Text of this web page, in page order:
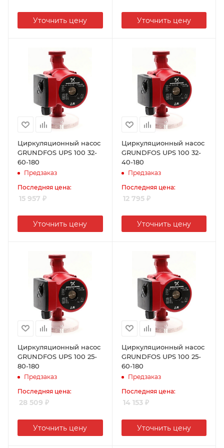
Уточнить цену Уточнить цену
Циркуляционный насос
GRUNDFOS UPS 100 32-
60-180
Предзаказ
Последняя цена:
15 957 ₽
Уточнить цену
Циркуляционный насос
GRUNDFOS UPS 100 32-
40-180
Предзаказ
Последняя цена:
12 795₽
Уточнить цену
Циркуляционный насос
GRUNDFOS UPS 100 25-
80-180
Предзаказ
Последняя цена:
28 509 ₽
Уточнить цену
Циркуляционный насос
GRUNDFOS UPS 100 25-
60-180
Предзаказ
Последняя цена:
14 153₽
Уточнить цену